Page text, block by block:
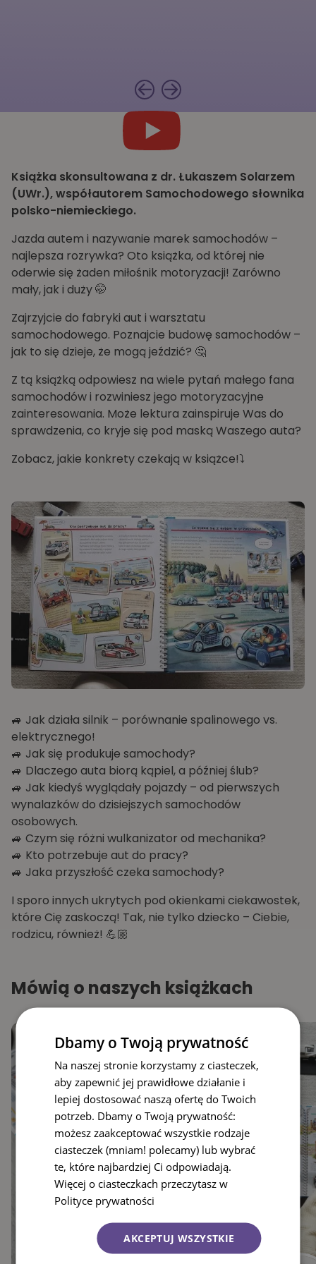
Książka skonsultowana z dr. Łukaszem Solarzem
(UWr.), współautorem Samochodowego słownika
polsko-niemieckiego.
Jazda autem i nazywanie marek samochodów –
najlepsza rozrywka? Oto książka, od której nie
oderwie się żaden miłośnik motoryzacji! Zarówno
mały, jak i duży 🤭
Zajrzyjcie do fabryki aut i warsztatu
samochodowego. Poznajcie budowę samochodów –
jak to się dzieje, że mogą jeździć? 🤔
Z tą książką odpowiesz na wiele pytań małego fana
samochodów i rozwiniesz jego motoryzacyjne
zainteresowania. Może lektura zainspiruje Was do
sprawdzenia, co kryje się pod maską Waszego auta?
Zobacz, jakie konkrety czekają w książce!⤵️
🚙 Jak działa silnik – porównanie spalinowego vs.
elektrycznego!
🚙 Jak się produkuje samochody?
🚙 Dlaczego auta biorą kąpiel, a później ślub?
🚙 Jak kiedyś wyglądały pojazdy – od pierwszych
wynalazków do dzisiejszych samochodów
osobowych.
🚙 Czym się różni wulkanizator od mechanika?
🚙 Kto potrzebuje aut do pracy?
🚙 Jaka przyszłość czeka samochody?
I sporo innych ukrytych pod okienkami ciekawostek,
które Cię zaskoczą! Tak, nie tylko dziecko – Ciebie,
rodzicu, również! 💪🏼
Mówią o naszych książkach
Dbamy o Twoją prywatność
Na naszej stronie korzystamy z ciasteczek,
aby zapewnić jej prawidłowe działanie i
lepiej dostosować naszą ofertę do Twoich
potrzeb. Dbamy o Twoją prywatność:
możesz zaakceptować wszystkie rodzaje
ciasteczek (mniam! polecamy) lub wybrać
te, które najbardziej Ci odpowiadają.
Więcej o ciasteczkach przeczytasz w
Polityce prywatności
AKCEPTUJ WSZYSTKIE